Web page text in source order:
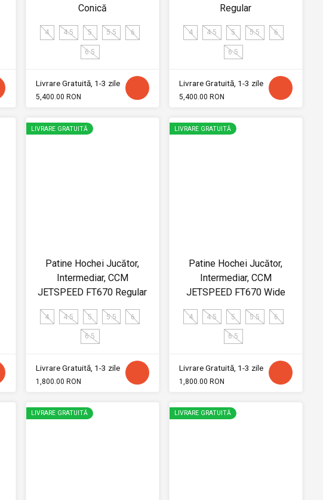
Conică
4 4.5 5 5.5 6
6.5
Livrare Gratuită, 1-3 zile
5,400.00 RON
Regular
4 4.5 5 5.5 6
6.5
Livrare Gratuită, 1-3 zile
5,400.00 RON
LIVRARE GRATUITĂ
Patine Hochei Jucător,
Intermediar, CCM
JETSPEED FT670 Regular
4 4.5 5 5.5 6
6.5
Livrare Gratuită, 1-3 zile
1,800.00 RON
LIVRARE GRATUITĂ
Patine Hochei Jucător,
Intermediar, CCM
JETSPEED FT670 Wide
4 4.5 5 5.5 6
6.5
Livrare Gratuită, 1-3 zile
1,800.00 RON
LIVRARE GRATUITĂ LIVRARE GRATUITĂ